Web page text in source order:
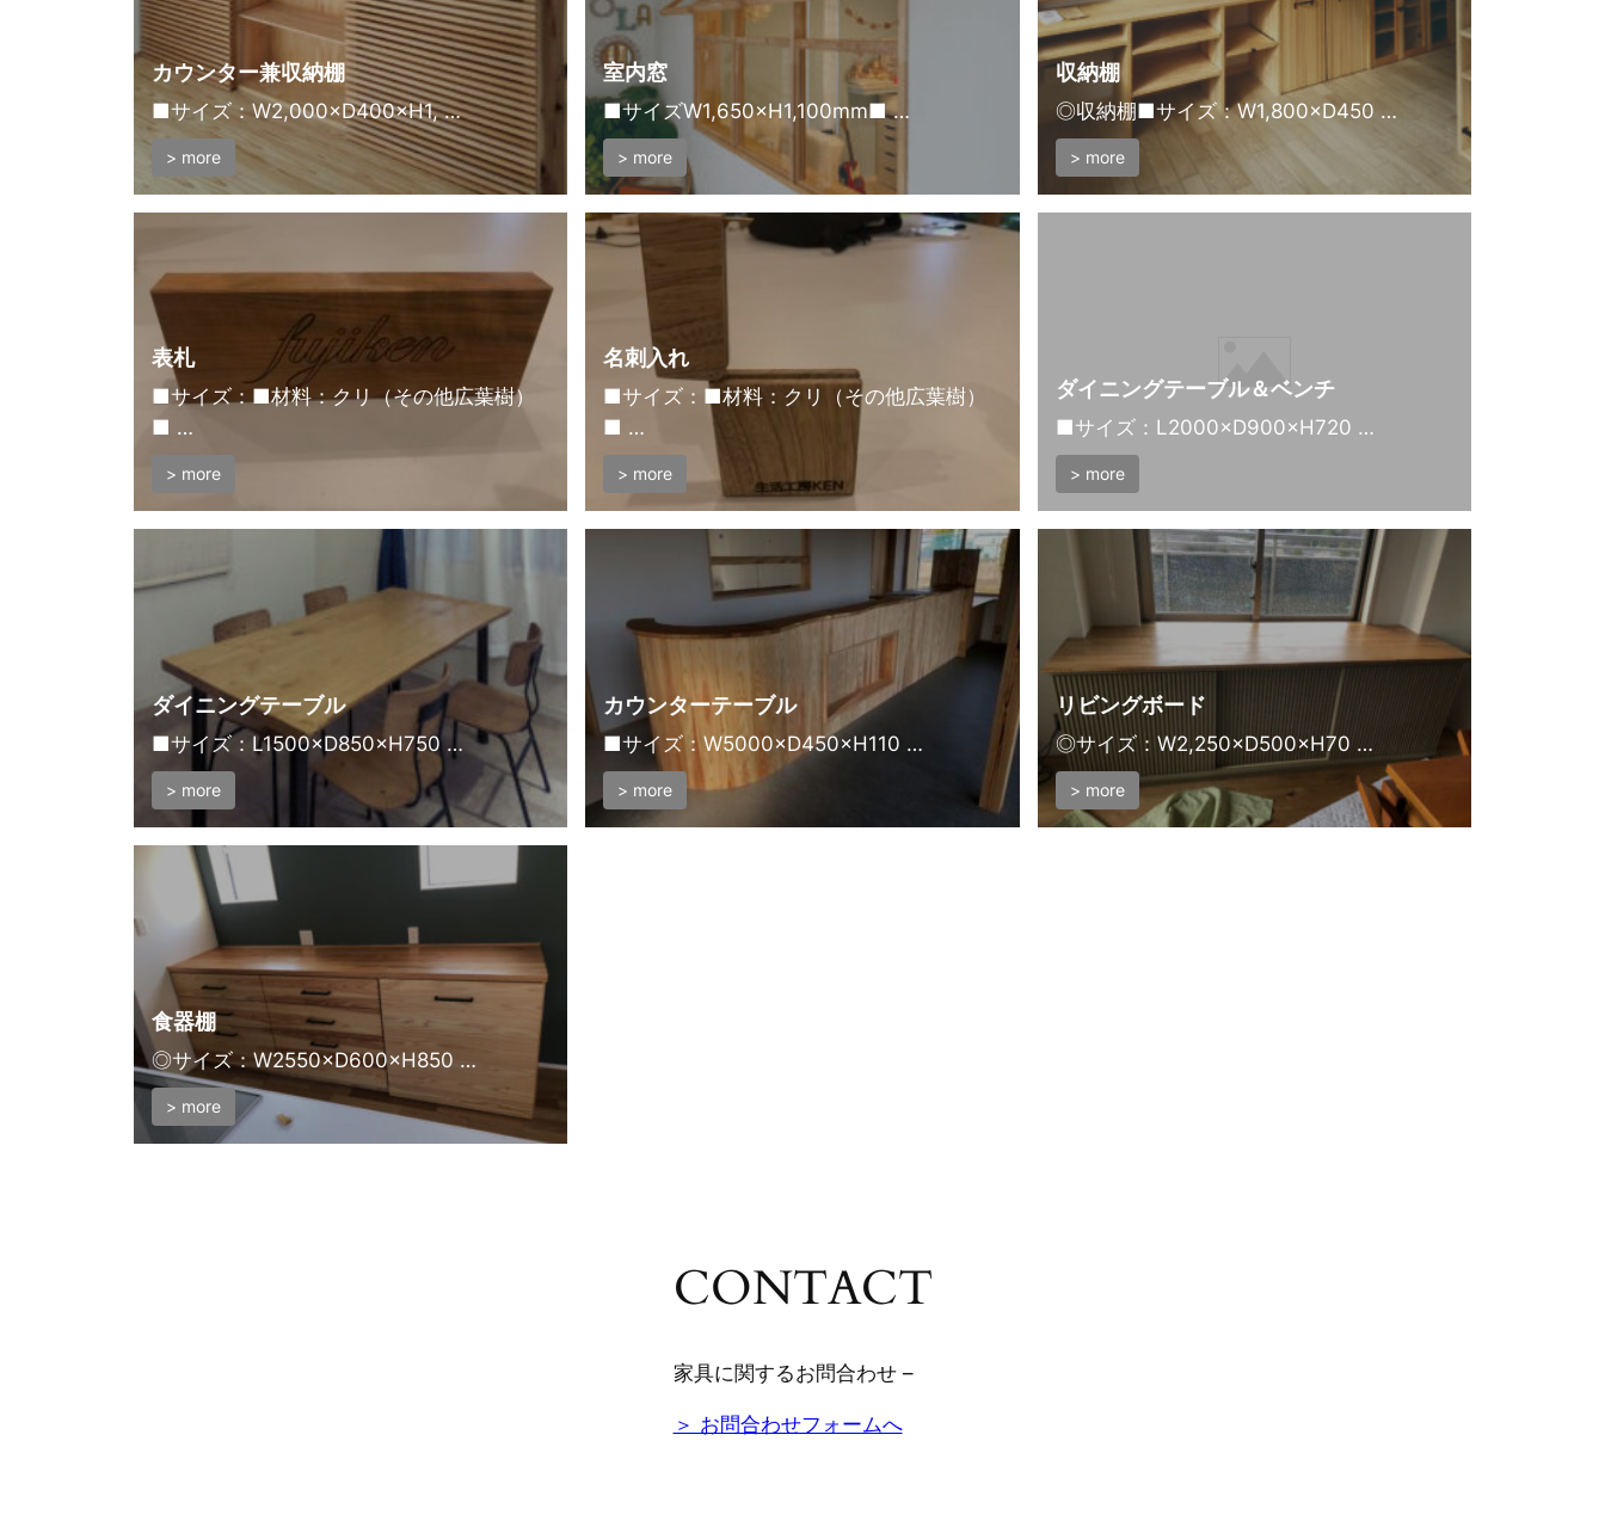
カウンター兼収納棚
■サイズ：W2,000×D400×H1, …
> more
室内窓
■サイズW1,650×H1,100mm■ …
> more
収納棚
◎収納棚■サイズ：W1,800×D450 …
> more
表札
■サイズ：■材料：クリ（その他広葉樹）
■ …
> more
名刺入れ
■サイズ：■材料：クリ（その他広葉樹）
■ …
> more
ダイニングテーブル＆ベンチ
■サイズ：L2000×D900×H720 …
> more
ダイニングテーブル
■サイズ：L1500×D850×H750 …
> more
カウンターテーブル
■サイズ：W5000×D450×H110 …
> more
リビングボード
◎サイズ：W2,250×D500×H70 …
> more
食器棚
◎サイズ：W2550×D600×H850 …
> more
CONTACT
家具に関するお問合わせ –
＞ お問合わせフォームへ